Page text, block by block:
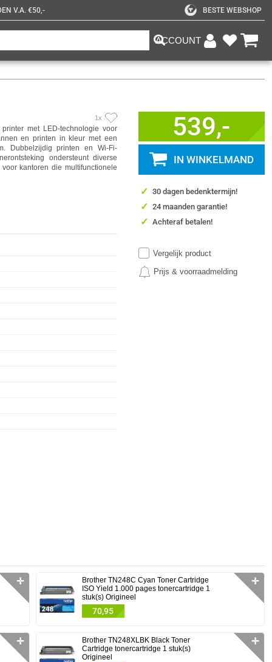
V.A. €50,- BESTE WEBSHOP
ACCOUNT
1x
met LED-technologie voor
en printen in kleur met een
Dubbelzijdig printen en Wi-Fi-
ondersteunt diverse
kantoren die multifunctionele
539,-
IN WINKELMAND
✓ 30 dagen bedenktermijn!
✓ 24 maanden garantie!
✓ Achteraf betalen!
Vergelijk product
Prijs & voorraadmelding
✛
Brother TN248C Cyan Toner Cartridge
ISO Yield 1.000 pages tonercartridge 1
stuk(s) Origineel
70,95
✛
✛
Brother TN248XLBK Black Toner
Cartridge tonercartridge 1 stuk(s)
Origineel
✛